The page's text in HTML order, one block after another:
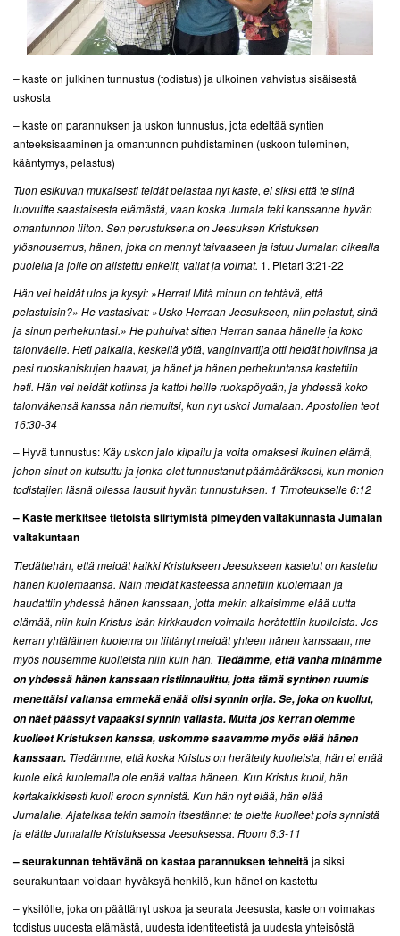
– kaste on julkinen tunnustus (todistus) ja ulkoinen vahvistus sisäisestä
uskosta
– kaste on parannuksen ja uskon tunnustus, jota edeltää syntien
anteeksisaaminen ja omantunnon puhdistaminen (uskoon tuleminen,
kääntymys, pelastus)
Tuon esikuvan mukaisesti teidät pelastaa nyt kaste, ei siksi että te siinä
luovuitte saastaisesta elämästä, vaan koska Jumala teki kanssanne hyvän
omantunnon liiton. Sen perustuksena on Jeesuksen Kristuksen
ylösnousemus, hänen, joka on mennyt taivaaseen ja istuu Jumalan oikealla
puolella ja jolle on alistettu enkelit, vallat ja voimat. 1. Pietari 3:21-22
Hän vei heidät ulos ja kysyi: »Herrat! Mitä minun on tehtävä, että
pelastuisin?» He vastasivat: »Usko Herraan Jeesukseen, niin pelastut, sinä
ja sinun perhekuntasi.» He puhuivat sitten Herran sanaa hänelle ja koko
talonväelle. Heti paikalla, keskellä yötä, vanginvartija otti heidät hoiviinsa ja
pesi ruoskaniskujen haavat, ja hänet ja hänen perhekuntansa kastettiin
heti. Hän vei heidät kotiinsa ja kattoi heille ruokapöydän, ja yhdessä koko
talonväkensä kanssa hän riemuitsi, kun nyt uskoi Jumalaan. Apostolien teot
16:30-34
– Hyvä tunnustus:Käy uskon jalo kilpailu ja voita omaksesi ikuinen elämä,
johon sinut on kutsuttu ja jonka olet tunnustanut päämääräksesi, kun monien
todistajien läsnä ollessa lausuit hyvän tunnustuksen. 1 Timoteukselle 6:12
– Kaste merkitsee tietoista siirtymistä pimeyden valtakunnasta Jumalan
valtakuntaan
Tiedättehän, että meidät kaikki Kristukseen Jeesukseen kastetut on kastettu
hänen kuolemaansa. Näin meidät kasteessa annettiin kuolemaan ja
haudattiin yhdessä hänen kanssaan, jotta mekin alkaisimme elää uutta
elämää, niin kuin Kristus Isän kirkkauden voimalla herätettiin kuolleista. Jos
kerran yhtäläinen kuolema on liittänyt meidät yhteen hänen kanssaan, me
myös nousemme kuolleista niin kuin hän. Tiedämme, että vanha minämme
on yhdessä hänen kanssaan ristiinnaulittu, jotta tämä syntinen ruumis
menettäisi valtansa emmekä enää olisi synnin orjia. Se, joka on kuollut,
on näet päässyt vapaaksi synnin vallasta. Mutta jos kerran olemme
kuolleet Kristuksen kanssa, uskomme saavamme myös elää hänen
kanssaan. Tiedämme, että koska Kristus on herätetty kuolleista, hän ei enää
kuole eikä kuolemalla ole enää valtaa häneen. Kun Kristus kuoli, hän
kertakaikkisesti kuoli eroon synnistä. Kun hän nyt elää, hän elää
Jumalalle. Ajatelkaa tekin samoin itsestänne: te olette kuolleet pois synnistä
ja elätte Jumalalle Kristuksessa Jeesuksessa. Room 6:3-11
– seurakunnan tehtävänä on kastaa parannuksen tehneitäja siksi
seurakuntaan voidaan hyväksyä henkilö, kun hänet on kastettu
– yksilölle, joka on päättänyt uskoa ja seurata Jeesusta, kaste on voimakas
todistus uudesta elämästä, uudesta identiteetistä ja uudesta yhteisöstä